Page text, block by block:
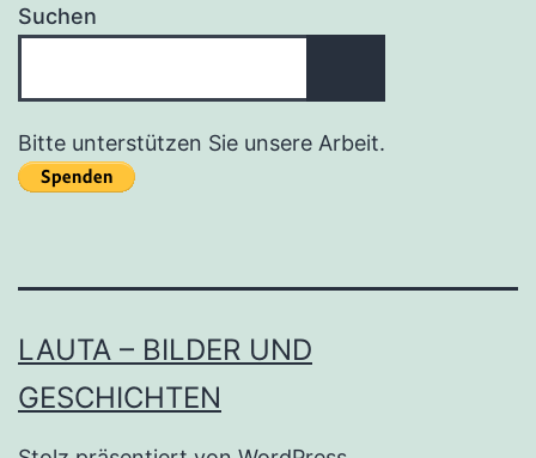
Suchen
Bitte unterstützen Sie unsere Arbeit.
LAUTA – BILDER UND
GESCHICHTEN